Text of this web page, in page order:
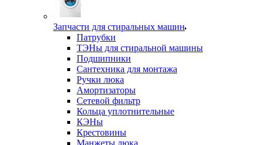
Запчасти для стиральных машин
Патрубки
ТЭНы для стиральной машины
Подшипники
Сантехника для монтажа
Ручки люка
Амортизаторы
Сетевой фильтр
Кольца уплотнительные
КЭНы
Крестовины
Манжеты люка